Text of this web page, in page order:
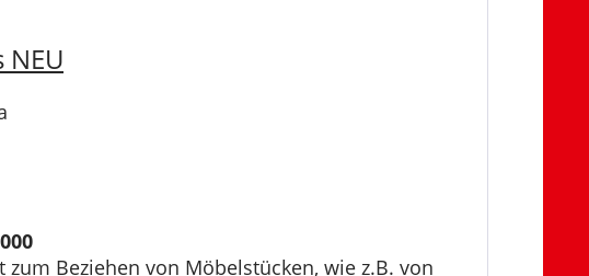
Beziehen von Möbelstücken, wie z.B. von